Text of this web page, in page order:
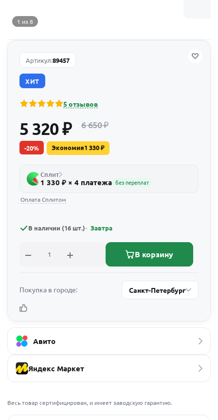
1 из 8
Артикул:89457
ХИТ
5 отзывов
5 320₽ 6 650₽
-20% Экономия1 330₽
Сплит
1 330 ₽ × 4 платежа без переплат
Оплата Сплитом
В наличии (16 шт.) Завтра
В корзину
Покупка в городе: Санкт-Петербург
Авито
Яндекс Маркет
Весь товар сертифицирован, и имеет заводскую гарантию.